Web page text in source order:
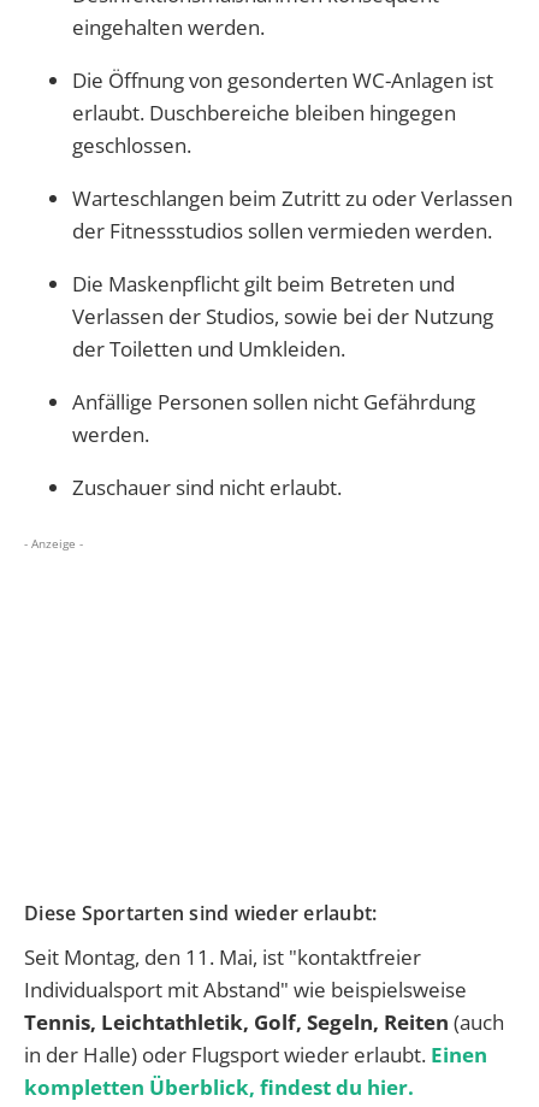
eingehalten werden.
Die Öffnung von gesonderten WC-Anlagen ist
erlaubt. Duschbereiche bleiben hingegen
geschlossen.
Warteschlangen beim Zutritt zu oder Verlassen
der Fitnessstudios sollen vermieden werden.
Die Maskenpflicht gilt beim Betreten und
Verlassen der Studios, sowie bei der Nutzung
der Toiletten und Umkleiden.
Anfällige Personen sollen nicht Gefährdung
werden.
Zuschauer sind nicht erlaubt.
- Anzeige -
Diese Sportarten sind wieder erlaubt:
Seit Montag, den 11. Mai, ist "kontaktfreier
Individualsport mit Abstand" wie beispielsweise
Tennis, Leichtathletik, Golf, Segeln, Reiten (auch
in der Halle) oder Flugsport wieder erlaubt. Einen
kompletten Überblick, findest du hier.